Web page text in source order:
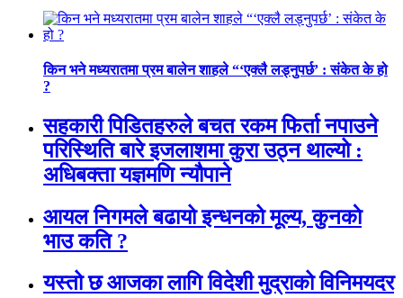
किन भने मध्यरातमा प्रम बालेन शाहले “‘एक्लै लड्नुपर्छ’ : संकेत के हो
?
सहकारी पिडितहरुले बचत रकम फिर्ता नपाउने
परिस्थिति बारे इजलाशमा कुरा उठ्न थाल्यो :
अधिबक्ता यज्ञमणि न्यौपाने
आयल निगमले बढायो इन्धनको मूल्य, कुनकाे
भाउ कति ?
यस्तो छ आजका लागि विदेशी मुद्राको विनिमयदर